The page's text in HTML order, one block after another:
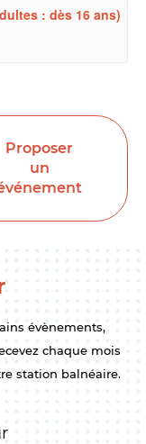
: dès 16 ans)
Proposer
un
évènements,
chaque mois
station balnéaire.